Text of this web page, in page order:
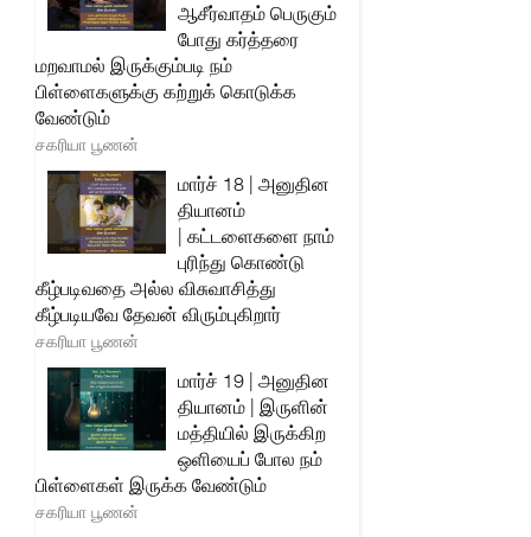
ஆசீர்வாதம் பெருகும்
போது கர்த்தரை
மறவாமல் இருக்கும்படி நம்
பிள்ளைகளுக்கு கற்றுக் கொடுக்க
வேண்டும்
சகரியா பூணன்
மார்ச் 18 | அனுதின
தியானம்
| கட்டளைகளை நாம்
புரிந்து கொண்டு
கீழ்படிவதை அல்ல விசுவாசித்து
கீழ்படியவே தேவன் விரும்புகிறார்
சகரியா பூணன்
மார்ச் 19 | அனுதின
தியானம் | இருளின்
மத்தியில் இருக்கிற
ஒளியைப் போல நம்
பிள்ளைகள் இருக்க வேண்டும்
சகரியா பூணன்